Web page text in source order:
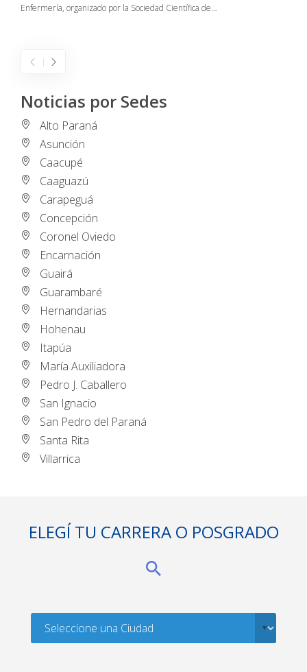
Enfermería, organizado por la Sociedad Científica de…
Noticias por Sedes
Alto Paraná
Asunción
Caacupé
Caaguazú
Carapeguá
Concepción
Coronel Oviedo
Encarnación
Guairá
Guarambaré
Hernandarias
Hohenau
Itapúa
María Auxiliadora
Pedro J. Caballero
San Ignacio
San Pedro del Paraná
Santa Rita
Villarrica
ELEGÍ TU CARRERA O POSGRADO